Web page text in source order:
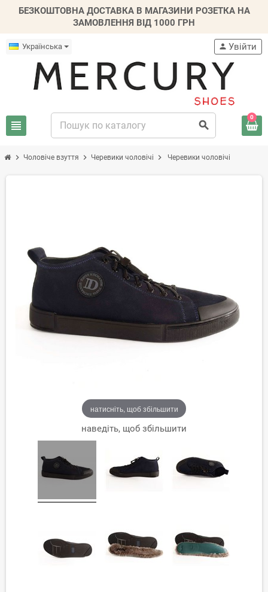
БЕЗКОШТОВНА ДОСТАВКА В МАГАЗИНИ РОЗЕТКА НА
ЗАМОВЛЕННЯ ВІД 1000 ГРН
Українська
view_headline search
person Увійти
0
chevron_right Чоловіче взуття chevron_right Черевики чоловічі chevron_right Черевики чоловічі
натисніть, щоб збільшити
наведіть, щоб збільшити